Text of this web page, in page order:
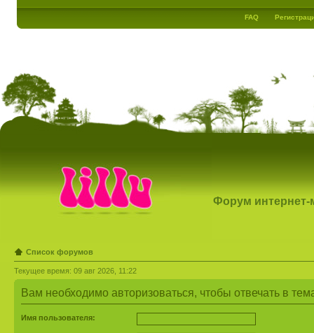
FAQ
Форум интернет-
Список форумов
Текущее время: 09 авг 2026, 11:22
Вам необходимо авторизоваться, чтобы отвечать в
Имя пользователя: